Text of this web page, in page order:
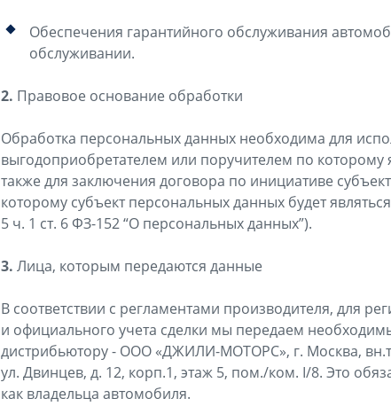
Обеспечения гарантийного обслуживания
обслуживании.
2. Правовое основание обработки
Обработка персональных данных необходима для
выгодоприобретателем или поручителем по которому
также для заключения договора по инициативе
которому субъект персональных данных будет
5 ч. 1 ст. 6 ФЗ-152 “О персональных данных”).
3. Лица, которым передаются данные
В соответствии с регламентами производителя, для
и официального учета сделки мы передаем
дистрибьютору - ООО «ДЖИЛИ-МОТОРС», г. Москва,
ул. Двинцев, д. 12, корп.1, этаж 5, пом./ком. I/8. Это
как владельца автомобиля.